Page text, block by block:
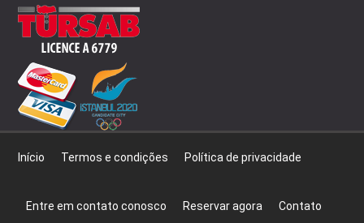
Início Termos e condições Política de privacidade
Entre em contato conosco Reservar agora Contato